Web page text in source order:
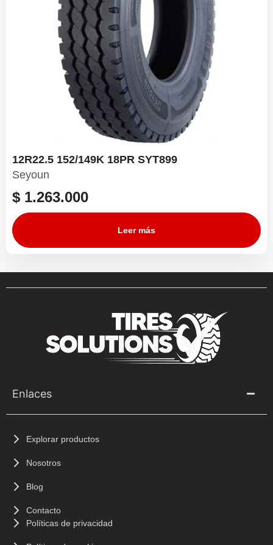
12R22.5 152/149K 18PR SYT899
Seyoun
$ 1.263.000
Leer más
Enlaces
Explorar productos
Nosotros
Blog
Contacto
Políticas de privacidad